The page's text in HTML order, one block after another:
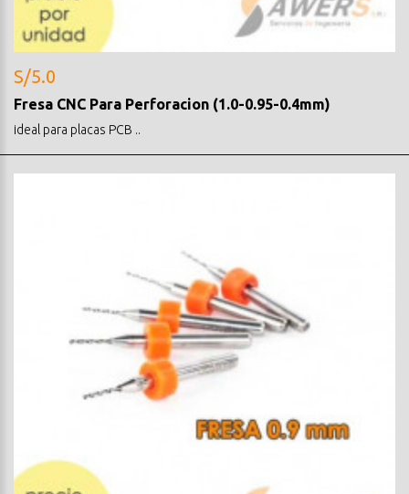
S/5.0
Fresa CNC Para Perforacion (1.0-0.95-0.4mm)
ideal para placas PCB ..